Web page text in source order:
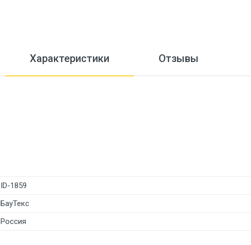
Характеристики Отзывы
ID-1859
БауТекс
Россия